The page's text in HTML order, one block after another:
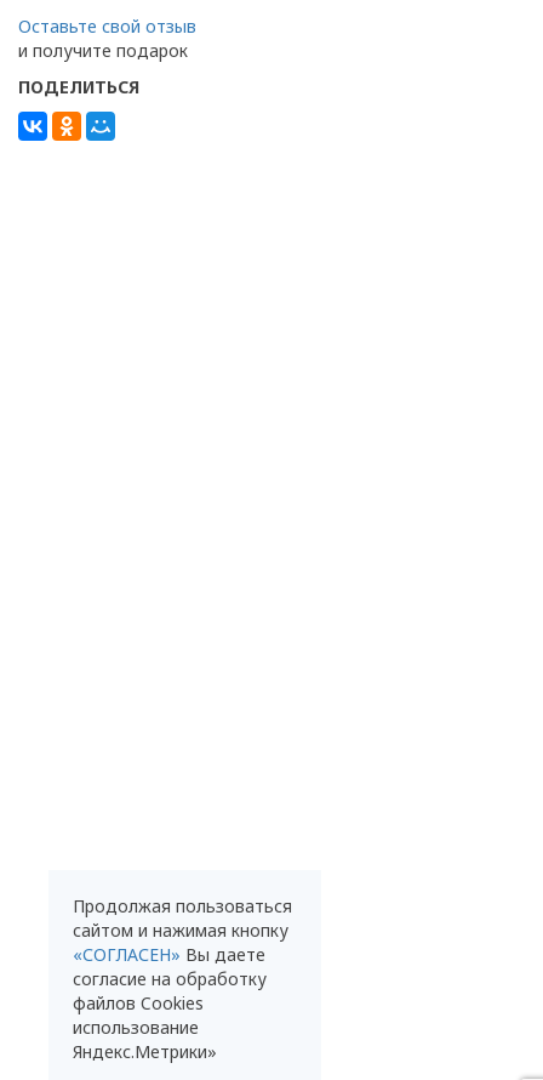
Оставьте свой отзыв
и получите подарок
ПОДЕЛИТЬСЯ
Продолжая пользоваться
сайтом и нажимая кнопку
«СОГЛАСЕН» Вы даете
согласие на обработку
файлов Cookies
использование
Яндекс.Метрики»